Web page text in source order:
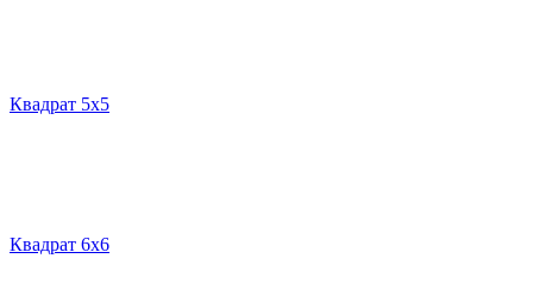
Квадрат 5х5
Квадрат 6х6